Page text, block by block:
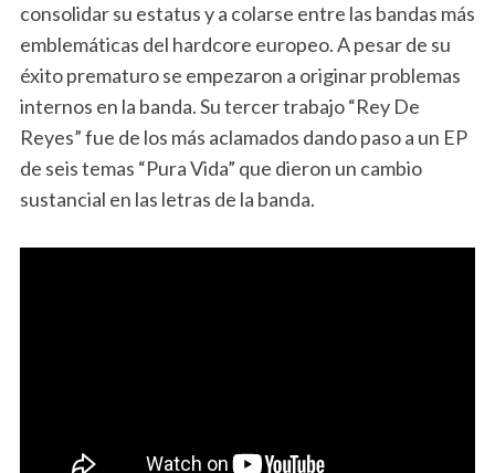
consolidar su estatus y a colarse entre las bandas más
emblemáticas del hardcore europeo. A pesar de su
éxito prematuro se empezaron a originar problemas
internos en la banda. Su tercer trabajo “Rey De
Reyes” fue de los más aclamados dando paso a un EP
de seis temas “Pura Vida” que dieron un cambio
sustancial en las letras de la banda.